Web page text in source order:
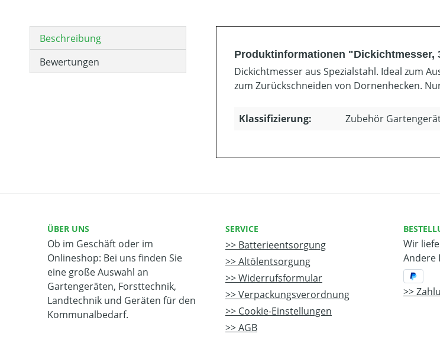
Beschreibung
Bewertungen
Produktinformationen "Dickichtmesser,
Dickichtmesser aus Spezialstahl. Ideal zum
zum Zurückschneiden von Dornenhecken.
Klassifizierung: Zubehör
ÜBER UNS
Ob im Geschäft oder im
Onlineshop: Bei uns finden Sie
eine große Auswahl an
Gartengeräten, Forsttechnik,
Landtechnik und Geräten für den
Kommunalbedarf.
SERVICE
Batterieentsorgung
Altölentsorgung
Widerrufsformular
Verpackungsverordnung
Cookie-Einstellungen
AGB
Wir
Andere